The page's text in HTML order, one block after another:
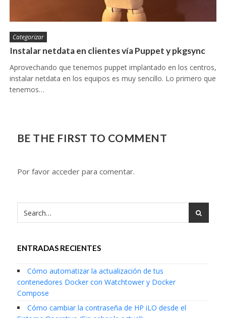
Categorizar
Instalar netdata en clientes vía Puppet y pkgsync
Aprovechando que tenemos puppet implantado en los centros,
instalar netdata en los equipos es muy sencillo. Lo primero que
tenemos…
BE THE FIRST TO COMMENT
Por favor acceder para comentar.
ENTRADAS RECIENTES
Cómo automatizar la actualización de tus
contenedores Docker con Watchtower y Docker
Compose
Cómo cambiar la contraseña de HP iLO desde el